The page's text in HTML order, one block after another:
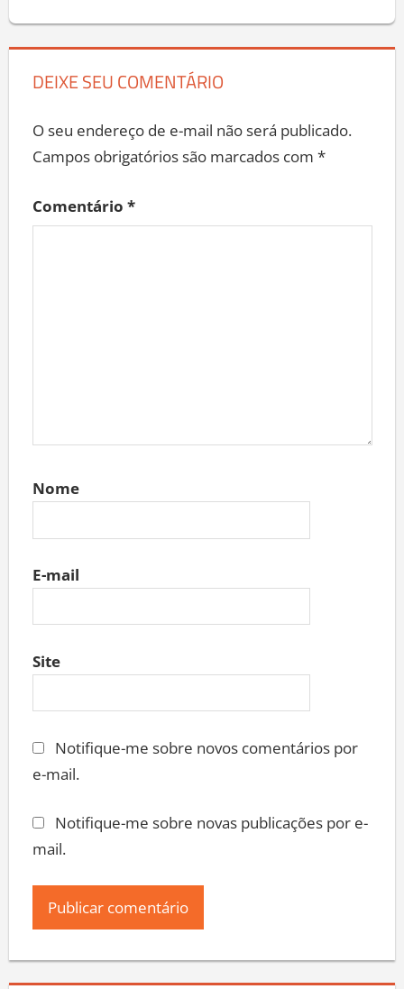
DEIXE SEU COMENTÁRIO
O seu endereço de e-mail não será publicado.
Campos obrigatórios são marcados com *
Comentário *
Nome
E-mail
Site
Notifique-me sobre novos comentários por
e-mail.
Notifique-me sobre novas publicações por e-
mail.